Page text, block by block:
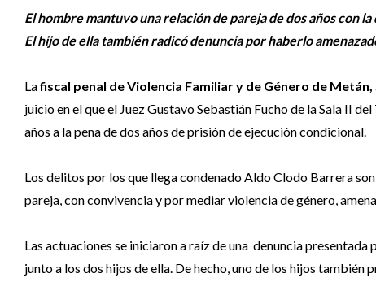
El hombre mantuvo una relación de pareja de dos años con
El hijo de ella también radicó denuncia por haberlo
Lafiscal penal de Violencia Familiar y de Género de
juicio en el que el Juez Gustavo Sebastián Fucho de la Sala II
años a la pena de dos años de prisión de ejecución condicional.
Los delitos por los que llega condenado Aldo Clodo Barrera
pareja, con convivencia y por mediar violencia de género,
Las actuaciones se iniciaron a raíz de una denuncia
junto a los dos hijos de ella. De hecho, uno de los hijos también